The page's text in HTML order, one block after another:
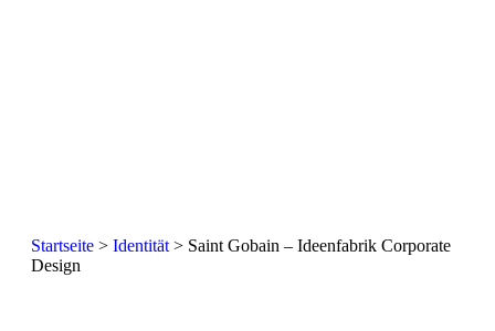
Startseite > Identität > Saint Gobain – Ideenfabrik Corporate
Design